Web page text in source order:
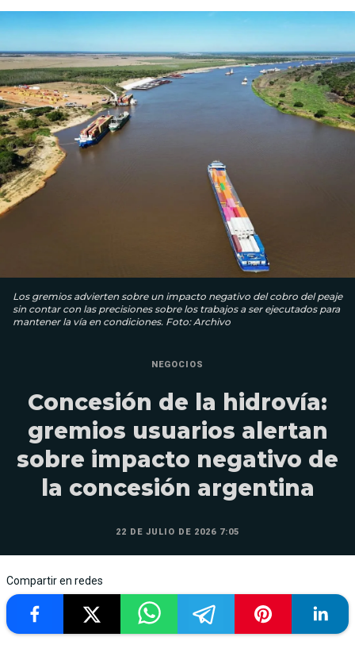
Los gremios advierten sobre un impacto negativo del cobro del peaje
sin contar con las precisiones sobre los trabajos a ser ejecutados para
mantener la vía en condiciones. Foto: Archivo
NEGOCIOS
Concesión de la hidrovía:
gremios usuarios alertan
sobre impacto negativo de
la concesión argentina
22 DE JULIO DE 2026 7:05
Compartir en redes